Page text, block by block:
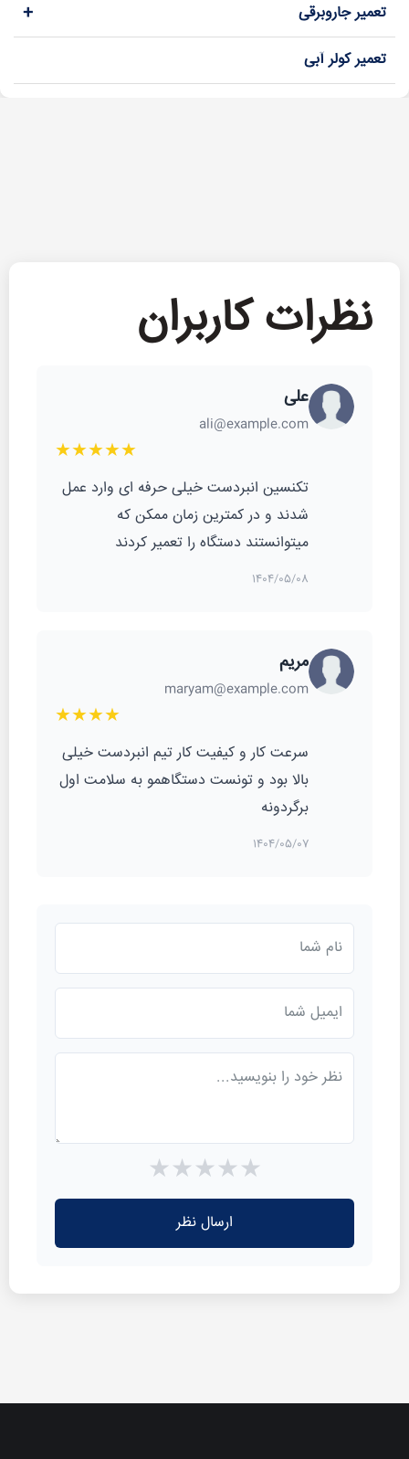
تعمیر جاروبرقی +
تعمیر کولر آبی
نظرات کاربران
علی
ali@example.com
★★★★★
تکنسین انبردست خیلی حرفه ای وارد عمل
شدند و در کمترین زمان ممکن که
میتوانستند دستگاه را تعمیر کردند
1404/05/08
مریم
maryam@example.com
★★★★
سرعت کار و کیفیت کار تیم انبردست خیلی
بالا بود و تونست دستگاهمو به سلامت اول
برگردونه
1404/05/07
★★★★★
ارسال نظر